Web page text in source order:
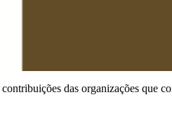
das organizações que